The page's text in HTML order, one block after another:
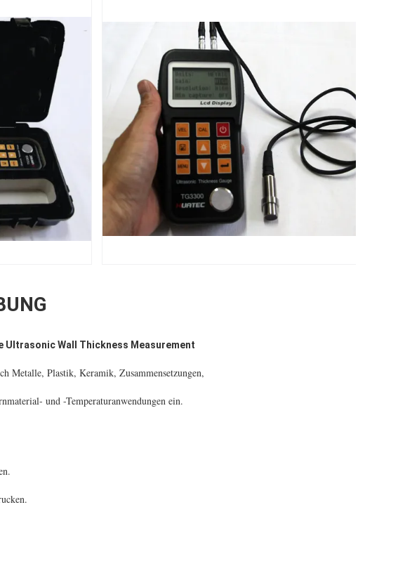
Wall Thickness Measurement
Metalle, Plastik, Keramik, Zusammensetzungen,
und -Temperaturanwendungen ein.